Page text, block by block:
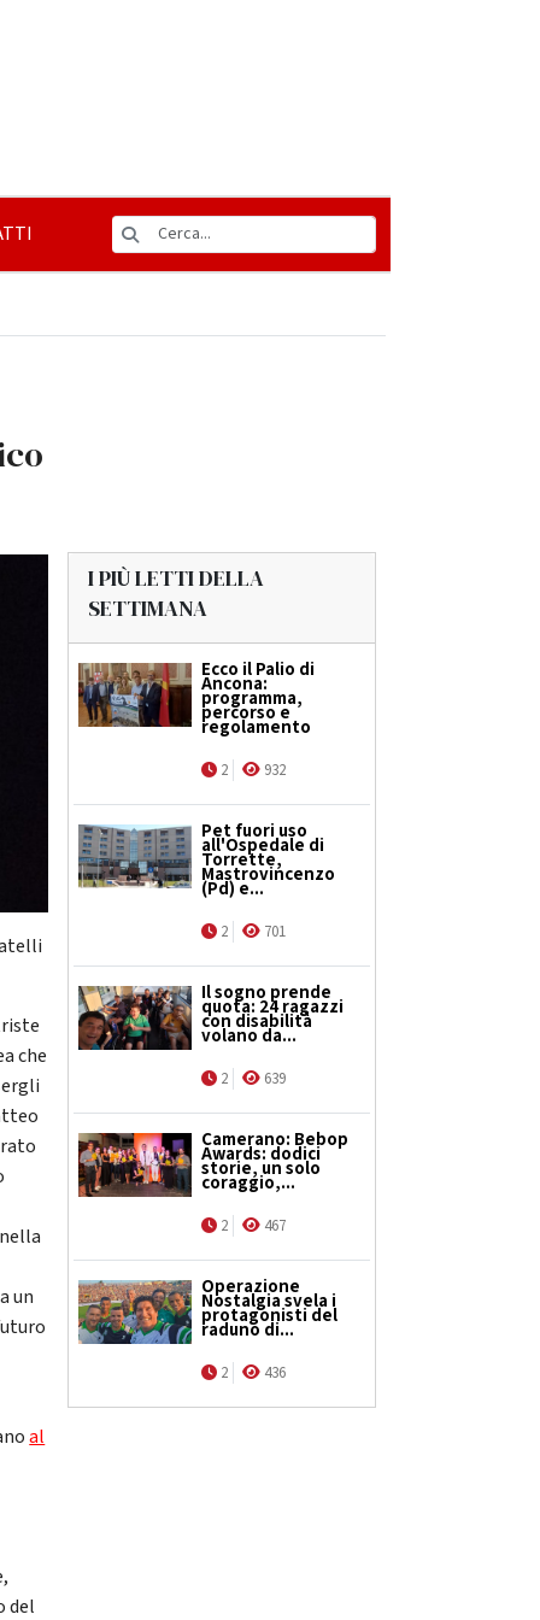
che
un
al
del
I PIÙ LETTI DELLA
SETTIMANA
Ecco il Palio di
Ancona:
programma,
percorso e
regolamento
2 932
Pet fuori uso
all'Ospedale di
Torrette,
Mastrovincenzo
(Pd) e...
2 701
Il sogno prende
quota: 24 ragazzi
con disabilità
volano da...
2 639
Camerano: Bebop
Awards: dodici
storie, un solo
coraggio,...
2 467
Operazione
Nostalgia svela i
protagonisti del
raduno di...
2 436